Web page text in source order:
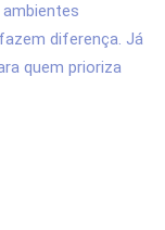
diferença. Já
quem prioriza